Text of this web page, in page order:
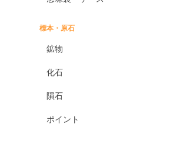
標本・原石
鉱物
化石
隕石
ポイント